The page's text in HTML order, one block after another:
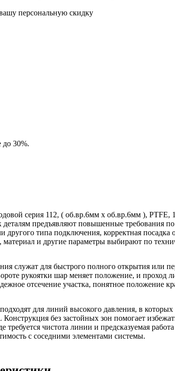
персональную скидку
до 30%.
для линий высокого давления, в
Конструкция без застойных зон помогает
требуется чистота линии и предсказуемая
с соседними элементами системы.
служат для быстрого полного открытия или
рукоятки шар меняет положение, и проход
отсечение участка, понятное положение
серия 112, ( об.вр.6мм x об.вр.6мм ), PTFE,
деталям предъявляют повышенные требования
другого типа подключения, корректная посадка
и другие параметры выбирают по